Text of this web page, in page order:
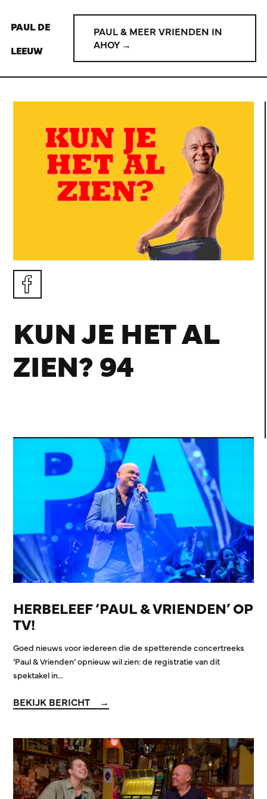
PAUL DE
LEEUW
PAUL & MEER VRIENDEN IN
AHOY →
KUN JE HET AL
ZIEN? 94
HERBELEEF ‘PAUL & VRIENDEN’ OP
TV!
Goed nieuws voor iedereen die de spetterende concertreeks
‘Paul & Vrienden’ opnieuw wil zien: de registratie van dit
spektakel in…
BEKIJK BERICHT